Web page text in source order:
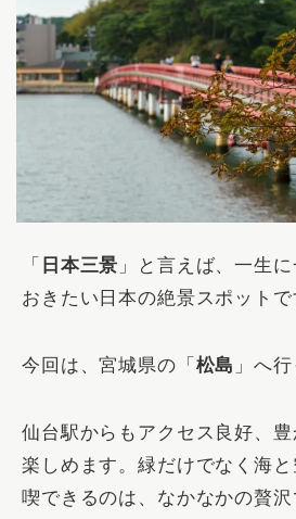
「 日本三景 」と言えば、一生
おきたい日本の絶景スポットで
今回は、宮城県の「 松島 」へ
仙台駅からもアクセス良好、
楽しめます。緑だけでなく海
喫できるのは、なかなかの贅